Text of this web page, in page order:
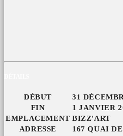
DÉBUT
31
FIN
1 JANVIER
EMPLACEMENT BIZZ'ART
ADRESSE
167 QUAI